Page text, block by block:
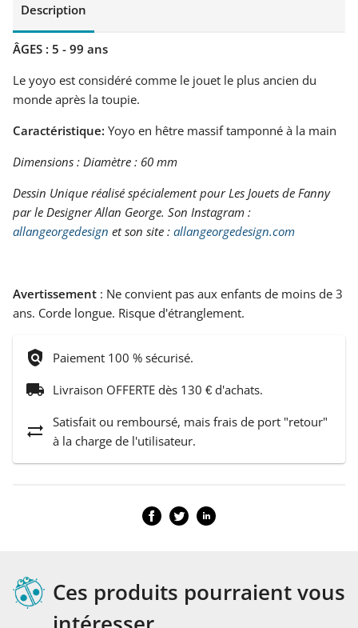
Description
ÂGES : 5 - 99 ans
Le yoyo est considéré comme le jouet le plus ancien du
monde après la toupie.
Caractéristique: Yoyo en hêtre massif tamponné à la main
Dimensions : Diamètre : 60 mm
Dessin Unique réalisé spécialement pour Les Jouets de Fanny
par le Designer Allan George. Son Instagram :
allangeorgedesign et son site : allangeorgedesign.com
Avertissement : Ne convient pas aux enfants de moins de 3
ans. Corde longue. Risque d'étranglement.
policy Paiement 100 % sécurisé.
local_shipping Livraison OFFERTE dès 130 € d'achats.
sync_alt Satisfait ou remboursé, mais frais de port "retour"
à la charge de l'utilisateur.
Ces produits pourraient vous